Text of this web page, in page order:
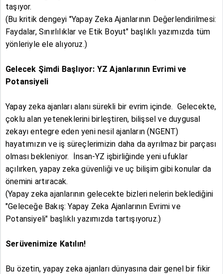
taşıyor.
(Bu kritik dengeyi "Yapay Zeka Ajanlarının Değerlendirilmesi:
Faydalar, Sınırlılıklar ve Etik Boyut" başlıklı yazımızda tüm
yönleriyle ele alıyoruz.)
Gelecek Şimdi Başlıyor: YZ Ajanlarının Evrimi ve
Potansiyeli
Yapay zeka ajanları alanı sürekli bir evrim içinde. Gelecekte,
çoklu alan yeteneklerini birleştiren, bilişsel ve duygusal
zekayı entegre eden yeni nesil ajanların (NGENT)
hayatımızın ve iş süreçlerimizin daha da ayrılmaz bir parçası
olması bekleniyor. İnsan-YZ işbirliğinde yeni ufuklar
açılırken, yapay zeka güvenliği ve uç bilişim gibi konular da
önemini artıracak.
(Yapay zeka ajanlarının gelecekte bizleri nelerin beklediğini
"Geleceğe Bakış: Yapay Zeka Ajanlarının Evrimi ve
Potansiyeli" başlıklı yazımızda tartışıyoruz.)
Serüvenimize Katılın!
Bu özetin, yapay zeka ajanları dünyasına dair genel bir fikir